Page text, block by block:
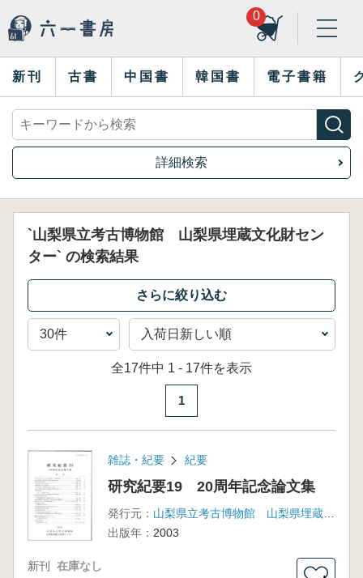
0
新刊 古書 中国書 韓国書 電子書籍
詳細検索
`山梨県立考古博物館 山梨県埋蔵文化財セン
ター` の検索結果
全17件中 1 - 17件を表示
1
雑誌・紀要 紀要
研究紀要19 20周年記念論文集
発行元：
山梨県立考古博物館 山梨県埋蔵文化財センター
出版年： 2003
新刊 在庫なし